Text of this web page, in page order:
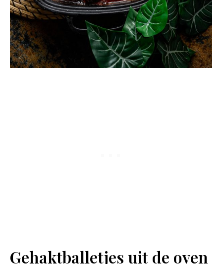
Gehaktballetjes uit de oven